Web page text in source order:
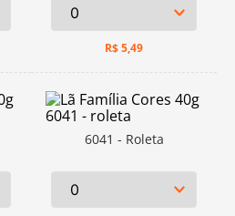
R$5,49
6041 - Roleta